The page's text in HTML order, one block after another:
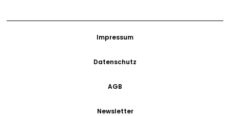
Impressum
Datenschutz
AGB
Newsletter